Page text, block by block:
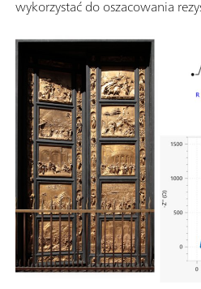
wykorzystać do oszacowania